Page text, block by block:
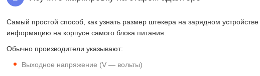
Самый простой способ, как узнать размер штекера на зарядном устройстве
информацию на корпусе самого блока питания.
Обычно производители указывают:
Выходное напряжение (V — вольты)